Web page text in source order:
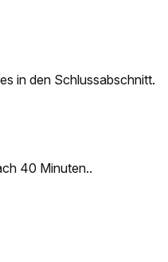
in den Schlussabschnitt.
40 Minuten..